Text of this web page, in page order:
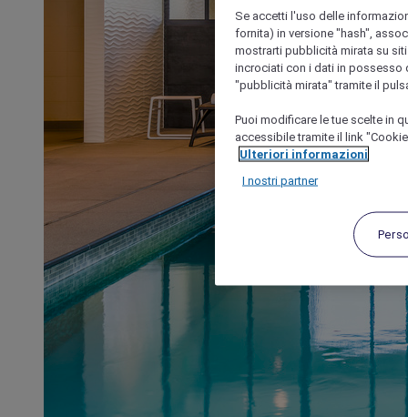
Se accetti l'uso delle
fornita) in versione "hash",
mostrarti pubblicità mirata su
incrociati con i dati in possesso
"pubblicità mirata" tramite il
Puoi modificare le tue scelte in
accessibile tramite il link
Ulteriori informazioni
I nostri partner